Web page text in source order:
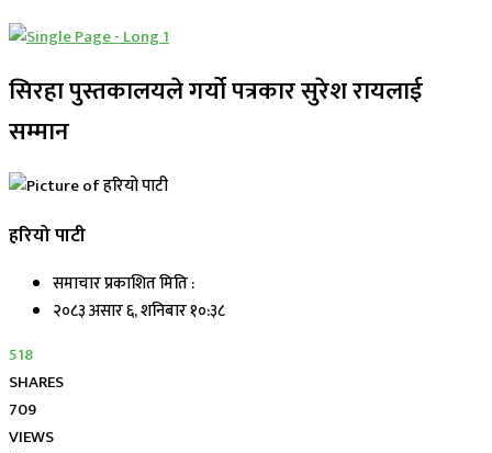
सिरहा पुस्तकालयले गर्यो पत्रकार सुरेश रायलाई
सम्मान
हरियो पाटी
समाचार प्रकाशित मिति :
२०८३ असार ६, शनिबार १०:३८
518
SHARES
709
VIEWS